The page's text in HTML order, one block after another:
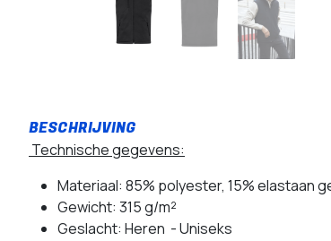
Technische gegevens:
Materiaal: 85% polyester, 15% elastaan
Gewicht: 315 g/m²
Geslacht: Heren - Uniseks